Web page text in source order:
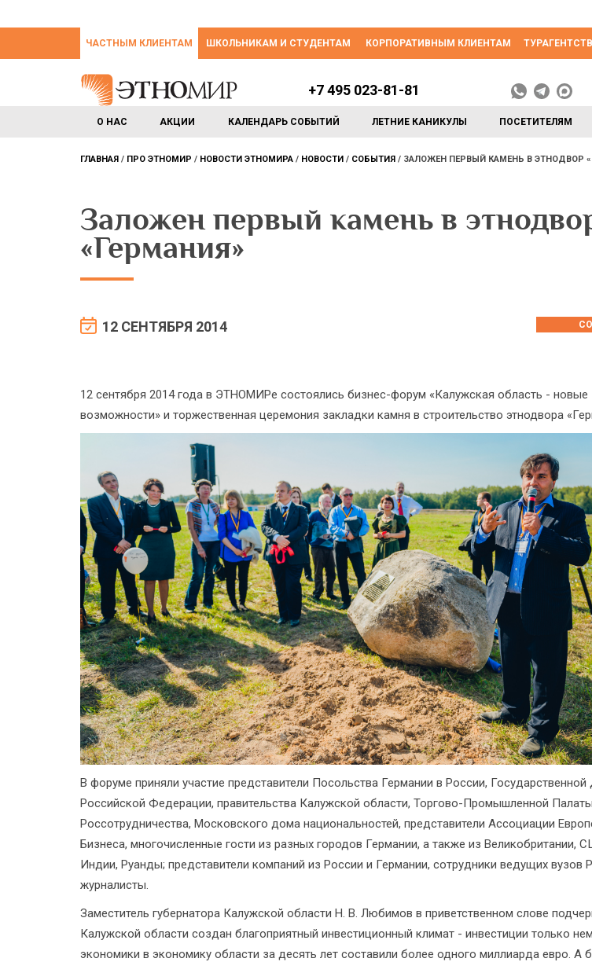
ЧАСТНЫМ КЛИЕНТАМ ШКОЛЬНИКАМ И СТУДЕНТАМ КОРПОРАТИВНЫМ КЛИЕНТАМ
О НАС АКЦИИ КАЛЕНДАРЬ СОБЫТИЙ ЛЕТНИЕ КАНИКУЛЫ ПОСЕТИТЕЛЯМ
+7 495 023-81-81
ГЛАВНАЯ ПРО ЭТНОМИР НОВОСТИ ЭТНОМИРА НОВОСТИ СОБЫТИЯ ЗАЛОЖЕН ПЕРВЫЙ КАМЕНЬ В ЭТНОДВОР
Заложен первый камень в
«Германия»
12 СЕНТЯБРЯ 2014
12 сентября 2014 года в ЭТНОМИРе состоялись бизнес-форум «Калужская область - новые
возможности» и торжественная церемония закладки камня в строительство этнодвора
В форуме приняли участие представители Посольства Германии в России,
Российской Федерации, правительства Калужской области, Торгово-Промышленной
Россотрудничества, Московского дома национальностей, представители Ассоциации
Бизнеса, многочисленные гости из разных городов Германии, а также из Великобритании,
Индии, Руанды; представители компаний из России и Германии, сотрудники ведущих вузов
журналисты.
Заместитель губернатора Калужской области Н. В. Любимов в приветственном слове
Калужской области создан благоприятный инвестиционный климат - инвестиции только
экономики в экономику области за десять лет составили более одного миллиарда евро. А